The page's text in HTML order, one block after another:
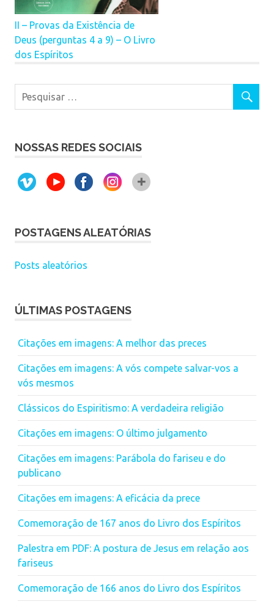
II – Provas da Existência de
Deus (perguntas 4 a 9) – O Livro
dos Espíritos
NOSSAS REDES SOCIAIS
POSTAGENS ALEATÓRIAS
Posts aleatórios
ÚLTIMAS POSTAGENS
Citações em imagens: A melhor das preces
Citações em imagens: A vós compete salvar-vos a
vós mesmos
Clássicos do Espiritismo: A verdadeira religião
Citações em imagens: O último julgamento
Citações em imagens: Parábola do fariseu e do
publicano
Citações em imagens: A eficácia da prece
Comemoração de 167 anos do Livro dos Espíritos
Palestra em PDF: A postura de Jesus em relação aos
fariseus
Comemoração de 166 anos do Livro dos Espíritos